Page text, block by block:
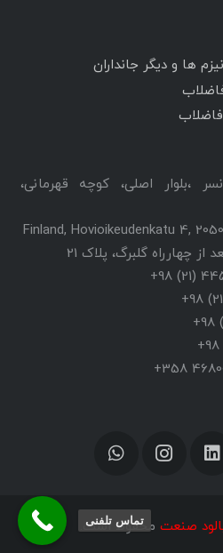
ها و دیگر جانداران
،بلوار اصلی، کوچه قهرمانی،
چهارراه گلبرگ، پلاک 21
صنعت محفوظ است.
تماس تلفنی